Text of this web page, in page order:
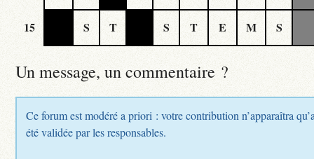
15 S T S T E M S
Un message, un commentaire ?
Ce forum est modéré a priori : votre contribution n’apparaîtra
été validée par les responsables.